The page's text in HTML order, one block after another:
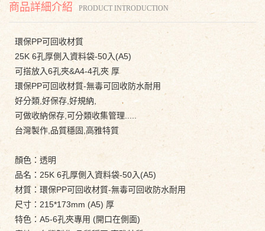
商品詳細介紹 PRODUCT INTRODUCTION
環保PP可回收材質
25K 6孔厚側入資料袋-50入(A5)
可搭放入6孔夾&A4-4孔夾 厚
環保PP可回收材質-無毒可回收防水耐用
好分類,好保存,好規納,
可做收納保存,可分類收集管理.....
台灣製作,品質穩固,高雅特質
顏色：透明
品名：25K 6孔厚側入資料袋-50入(A5)
材質：環保PP可回收材質-無毒可回收防水耐用
尺寸：215*173mm (A5) 厚
特色：A5-6孔夾專用 (開口在側面)